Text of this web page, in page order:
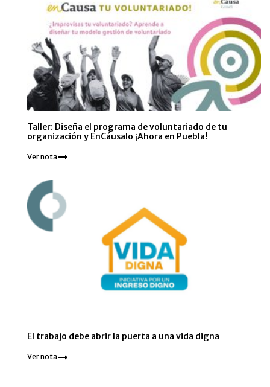
Taller: Diseña el programa de voluntariado de tu
organización y EnCáusalo ¡Ahora en Puebla!
Ver nota
El trabajo debe abrir la puerta a una vida digna
Ver nota